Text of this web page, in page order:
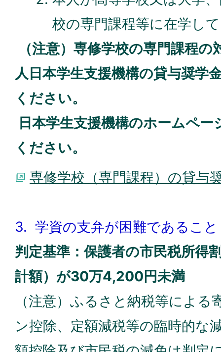
校の専門課程等に在学し
（注意）専修学校の専門課程の
人日本学生支援機構の貸与奨学
ください。
日本学生支援機構のホームペ
ください。
専修学校（専門課程）の貸与
3. 学資の支弁が困難であること
判定基準：保護者の市民税所得
計額）が30万4,200円未満
（注意）ふるさと納税等による
ン控除、定額減税等の臨時的な